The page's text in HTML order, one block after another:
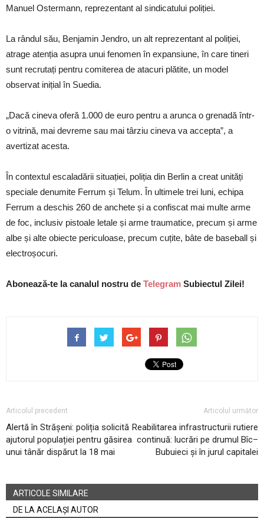
Manuel Ostermann, reprezentant al sindicatului poliției.
La rândul său, Benjamin Jendro, un alt reprezentant al poliției,
atrage atenția asupra unui fenomen în expansiune, în care tineri
sunt recrutați pentru comiterea de atacuri plătite, un model
observat inițial în Suedia.
„Dacă cineva oferă 1.000 de euro pentru a arunca o grenadă într-
o vitrină, mai devreme sau mai târziu cineva va accepta”, a
avertizat acesta.
În contextul escaladării situației, poliția din Berlin a creat unități
speciale denumite Ferrum și Telum. În ultimele trei luni, echipa
Ferrum a deschis 260 de anchete și a confiscat mai multe arme
de foc, inclusiv pistoale letale și arme traumatice, precum și arme
albe și alte obiecte periculoase, precum cuțite, bâte de baseball și
electroșocuri.
Abonează-te la canalul nostru de Telegram Subiectul Zilei!
Articolul precedent
Alertă în Strășeni: poliția solicită
ajutorul populației pentru găsirea
unui tânăr dispărut la 18 mai
Articolul următor
Reabilitarea infrastructurii rutiere
continuă: lucrări pe drumul Bîc–
Bubuieci și în jurul capitalei
ARTICOLE SIMILARE
DE LA ACELAȘI AUTOR